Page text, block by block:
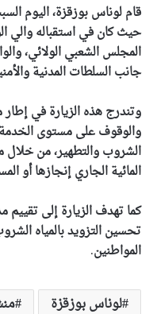
قام لوناس بوزقزة، اليوم
حيث كان في استقباله والي
المجلس الشعبي الولائي،
جانب السلطات المدنية
وتندرج هذه الزيارة في إطار
والوقوف على مستوى الخدمة
الشروب والتطهير، من خلال
المائية الجاري إنجازها أو
كما تهدف الزيارة إلى
تحسين التزويد بالمياه
المواطنين.
لوناس بوزقزة